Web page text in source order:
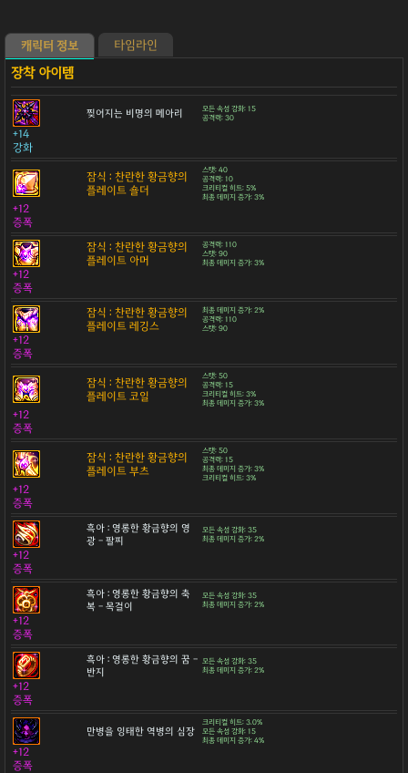
캐릭터 정보 타임라인
찢어지는 비명의 메아리
모든 속성 강화: 15
공격력: 30
+14
강화
잠식 : 찬란한 황금향의
플레이트 숄더
스탯: 40
공격력: 10
크리티컬 히트: 5%
최종 데미지 증가: 3%
+12
증폭
잠식 : 찬란한 황금향의
플레이트 아머
공격력: 110
스탯: 90
최종 데미지 증가: 3%
+12
증폭
잠식 : 찬란한 황금향의
플레이트 레깅스
최종 데미지 증가: 2%
공격력: 110
스탯: 90
+12
증폭
잠식 : 찬란한 황금향의
플레이트 코일
스탯: 50
공격력: 15
크리티컬 히트: 3%
최종 데미지 증가: 3%
+12
증폭
잠식 : 찬란한 황금향의
플레이트 부츠
스탯: 50
공격력: 15
최종 데미지 증가: 3%
크리티컬 히트: 3%
+12
증폭
흑아 : 영롱한 황금향의 영
광 - 팔찌
모든 속성 강화: 35
최종 데미지 증가: 2%
+12
증폭
흑아 : 영롱한 황금향의 축
복 - 목걸이
모든 속성 강화: 35
최종 데미지 증가: 2%
+12
증폭
흑아 : 영롱한 황금향의 꿈 -
반지
모든 속성 강화: 35
최종 데미지 증가: 2%
+12
증폭
만병을 잉태한 역병의 심장
크리티컬 히트: 3.0%
모든 속성 강화: 15
최종 데미지 증가: 4%
+12
증폭